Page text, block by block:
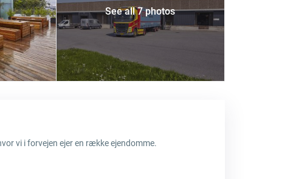
See all 7 photos
vi i forvejen ejer en række ejendomme.